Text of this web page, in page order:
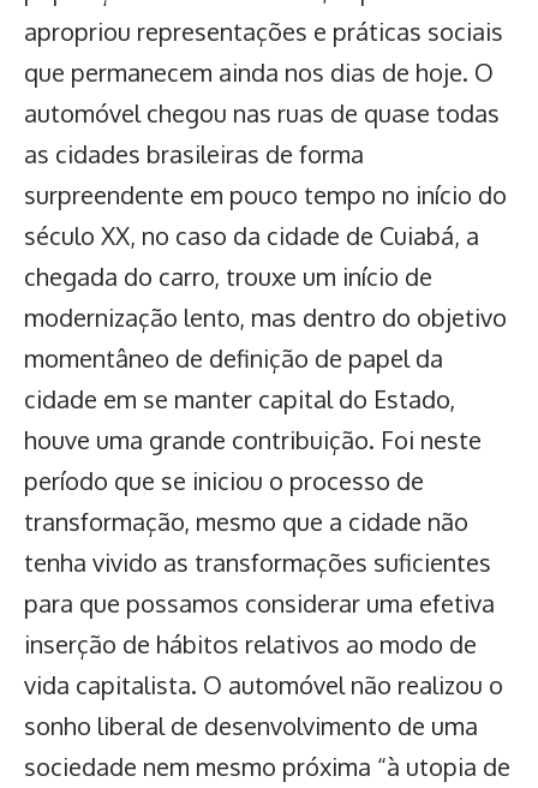
apropriou representações e práticas sociais
que permanecem ainda nos dias de hoje. O
automóvel chegou nas ruas de quase todas
as cidades brasileiras de forma
surpreendente em pouco tempo no início do
século XX, no caso da cidade de Cuiabá, a
chegada do carro, trouxe um início de
modernização lento, mas dentro do objetivo
momentâneo de definição de papel da
cidade em se manter capital do Estado,
houve uma grande contribuição. Foi neste
período que se iniciou o processo de
transformação, mesmo que a cidade não
tenha vivido as transformações suficientes
para que possamos considerar uma efetiva
inserção de hábitos relativos ao modo de
vida capitalista. O automóvel não realizou o
sonho liberal de desenvolvimento de uma
sociedade nem mesmo próxima “à utopia de